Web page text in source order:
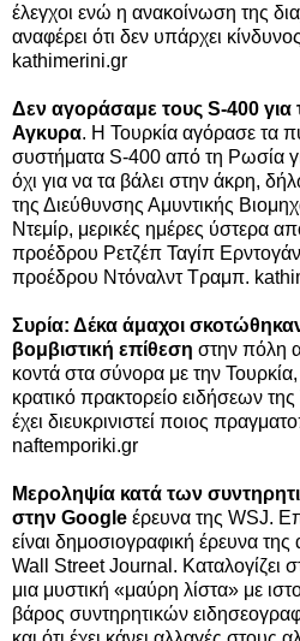
έλεγχοι ενώ η ανακοίνωση της
αναφέρει ότι δεν υπάρχει
kathimerini.gr
Δεν αγοράσαμε τους S-400 για
Αγκυρα. Η Τουρκία αγόρασε τα
συστήματα S-400 από τη Ρωσία
όχι για να τα βάλει στην άκρη,
της Διεύθυνσης Αμυντικής
Ντεμίρ, μερικές ημέρες ύστερα
προέδρου Ρετζέπ Ταγίπ
προέδρου Ντόναλντ Τραμπ.
Συρία: Δέκα άμαχοι
βομβιστική επίθεση στην πόλη
κοντά στα σύνορα με την
κρατικό πρακτορείο ειδήσεων
έχει διευκρινιστεί ποιος
naftemporiki.gr
Μεροληψία κατά των
στην Google έρευνα της WSJ.
είναι δημοσιογραφική έρευνα της
Wall Street Journal. Καταλογίζει
μια μυστική «μαύρη λίστα» με
βάρος συντηρητικών